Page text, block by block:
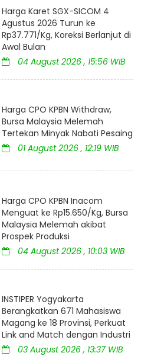
Harga Karet SGX-SICOM 4
Agustus 2026 Turun ke
Rp37.771/Kg, Koreksi Berlanjut di
Awal Bulan
04 August 2026 , 15:56 WIB
Harga CPO KPBN Withdraw,
Bursa Malaysia Melemah
Tertekan Minyak Nabati Pesaing
01 August 2026 , 12:19 WIB
Harga CPO KPBN Inacom
Menguat ke Rp15.650/Kg, Bursa
Malaysia Melemah akibat
Prospek Produksi
04 August 2026 , 10:03 WIB
INSTIPER Yogyakarta
Berangkatkan 671 Mahasiswa
Magang ke 18 Provinsi, Perkuat
Link and Match dengan Industri
03 August 2026 , 13:37 WIB